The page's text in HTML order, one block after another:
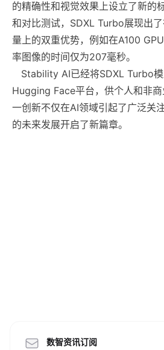
的精确性和视觉效果上设立了新的
和对比测试，SDXL Turbo展现出
量上的双重优势，例如在A100
率图像的时间仅为207毫秒。
Stability AI已经将SDXL Turbo模
Hugging Face平台，供个人和非
一创新不仅在AI领域引起了广泛关
的未来发展开启了新篇章。
数智资讯订阅